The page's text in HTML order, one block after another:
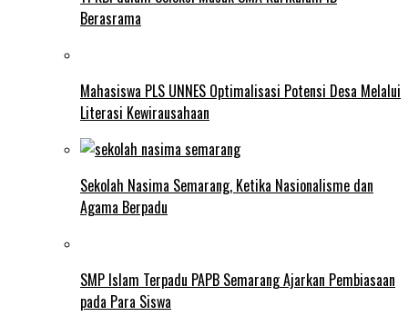
Berasrama
Mahasiswa PLS UNNES Optimalisasi Potensi Desa Melalui
Literasi Kewirausahaan
Sekolah Nasima Semarang, Ketika Nasionalisme dan
Agama Berpadu
SMP Islam Terpadu PAPB Semarang Ajarkan Pembiasaan
pada Para Siswa